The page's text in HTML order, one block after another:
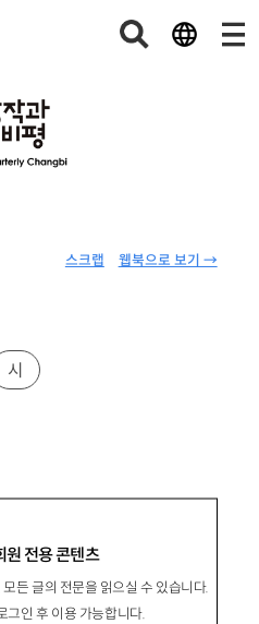
웹북으로 보기 →
스크랩
원 전용 콘텐츠
모든 글의 전문을 읽으실 수 있습니다.
그인 후 이용 가능합니다.
시
『빈자일기』 『벽 속의 편
『바리연가집』 『아직도 못